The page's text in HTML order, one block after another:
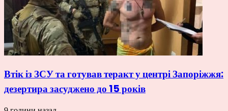
Втік із ЗСУ та готував теракт у центрі Запоріжжя:
дезертира засуджено до 15 років